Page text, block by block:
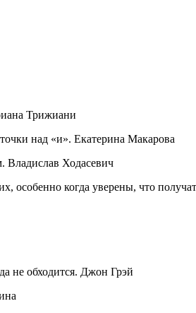
Трижиани
над «и». Екатерина Макарова
Владислав Ходасевич
особенно когда уверены, что
не обходится. Джон Грэй